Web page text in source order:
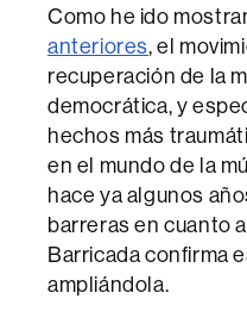
Como he ido
anteriores, el
recuperación de la
democrática, y
hechos más
en el mundo de la
hace ya algunos
barreras en cuanto
Barricada confirma
ampliándola.